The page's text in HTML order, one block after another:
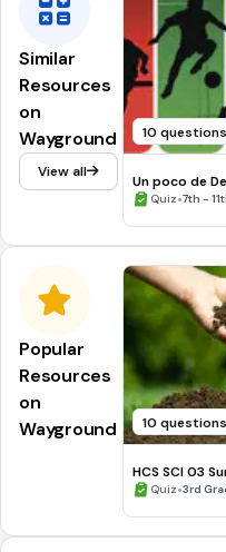
Similar
Resources
on
Wayground
View all
10 questions
Un poco de
Quiz•7th -
Popular
Resources
on
Wayground
10 questions
HCS SCI 03
Quiz•3rd